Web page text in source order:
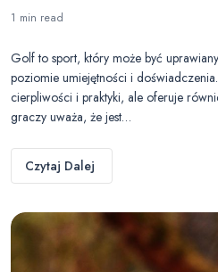
1 min read
Golf to sport, który może być
poziomie umiejętności i
cierpliwości i praktyki, ale oferuje
graczy uważa, że jest…
Czytaj Dalej